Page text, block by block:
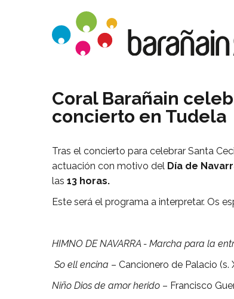
Coral Barañain
concierto en Tudela
Tras el concierto para celebrar Santa
actuación con motivo del Día de
las 13 horas.
Este será el programa a interpretar. Os
HIMNO DE NAVARRA - Marcha para la
So ell encina – Cancionero de Palacio (s.
Niño Dios de amor herido – Francisco